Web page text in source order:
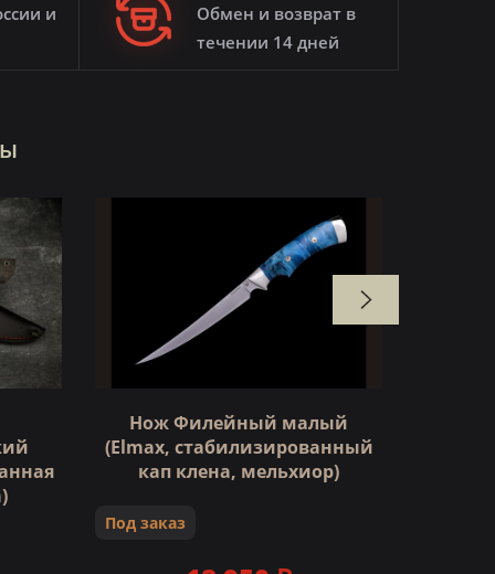
и
Обмен и возврат в
течении 14 дней
Нож Филейный малый
(Elmax, стабилизированный
кап клена, мельхиор)
Под заказ